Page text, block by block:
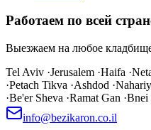
Работаем по всей
Выезжаем на любое
Tel Aviv ·Jerusalem ·Haifa ·
·Petach Tikva ·Ashdod ·
·Be'er Sheva ·Ramat Gan ·Bnei
info@bezikaron.co.il